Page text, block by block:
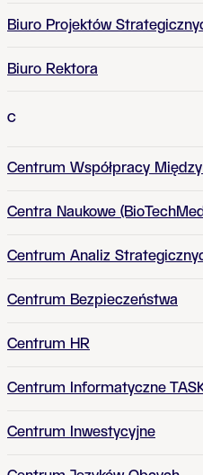
Biuro Projektów
Biuro Rektora
C
Centrum Współpracy
Centra Naukowe
Centrum Analiz
Centrum Bezpieczeństwa
Centrum HR
Centrum Informatyczne
Centrum Inwestycyjne